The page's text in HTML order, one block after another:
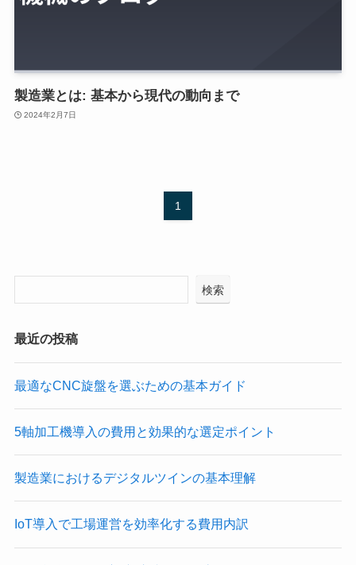
製造業とは: 基本から現代の動向まで
2024年2月7日
1
検索
最近の投稿
最適なCNC旋盤を選ぶための基本ガイド
5軸加工機導入の費用と効果的な選定ポイント
製造業におけるデジタルツインの基本理解
IoT導入で工場運営を効率化する費用内訳